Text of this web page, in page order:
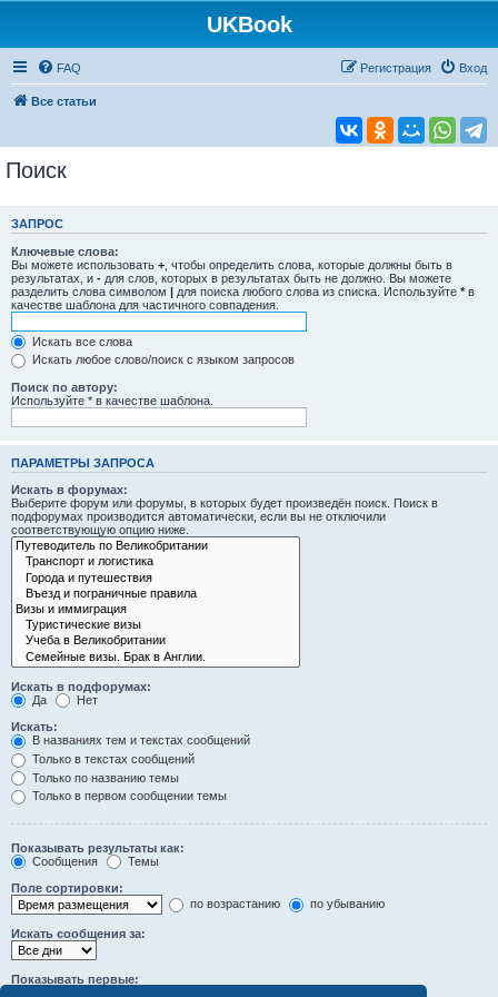
UKBook
FAQ Вход
Регистрация
Все статьи
Поиск
ЗАПРОС
Ключевые слова:
Вы можете использовать + , чтобы определить слова, которые должны быть в
результатах, и - для слов, которых в результатах быть не должно. Вы можете
разделить слова символом | для поиска любого слова из списка. Используйте * в
качестве шаблона для частичного совпадения.
Искать все слова
Искать любое слово/поиск с языком запросов
Поиск по автору:
Используйте * в качестве шаблона.
ПАРАМЕТРЫ ЗАПРОСА
Искать в форумах:
Выберите форум или форумы, в которых будет произведён поиск. Поиск в
подфорумах производится автоматически, если вы не отключили
соответствующую опцию ниже.
Искать в подфорумах:
Да
Нет
Искать:
В названиях тем и текстах сообщений
Только в текстах сообщений
Только по названию темы
Только в первом сообщении темы
Показывать результаты как:
Сообщения
Темы
Поле сортировки:
по возрастанию
по убыванию
Искать сообщения за:
Показывать первые: